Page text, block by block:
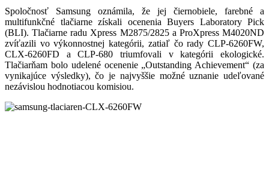
Spoločnosť Samsung oznámila, že jej čiernobiele, farebné a
multifunkčné tlačiarne získali ocenenia Buyers Laboratory Pick
(BLI). Tlačiarne radu Xpress M2875/2825 a ProXpress M4020ND
zvíťazili vo výkonnostnej kategórii, zatiaľ čo rady CLP-6260FW,
CLX-6260FD a CLP-680 triumfovali v kategórii ekologické.
Tlačiarňam bolo udelené ocenenie „Outstanding Achievement“ (za
vynikajúce výsledky), čo je najvyššie možné uznanie udeľované
nezávislou hodnotiacou komisiou.